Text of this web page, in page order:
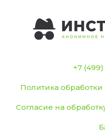
+7
Политика
Согласие на